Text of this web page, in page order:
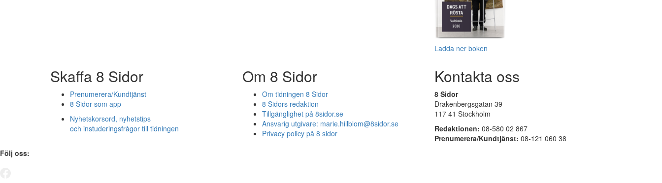
Ladda ner boken
Skaffa 8 Sidor
Prenumerera/Kundtjänst
8 Sidor som app
Nyhetskorsord, nyhetstips
och instuderingsfrågor till tidningen
Om 8 Sidor
Om tidningen 8 Sidor
8 Sidors redaktion
Tillgänglighet på 8sidor.se
Ansvarig utgivare: marie.hillblom@8sidor.se
Privacy policy på 8 sidor
Kontakta oss
8 Sidor
Drakenbergsgatan 39
117 41 Stockholm
Redaktionen: 08-580 02 867
Prenumerera/Kundtjänst: 08-121 060 38
Följ oss: